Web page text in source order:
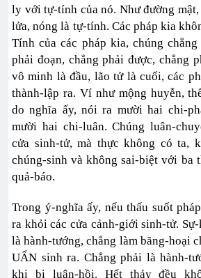
ly với tự-tính của nó. Như đường
lửa, nóng là tự-tính. Các pháp kia
Tính của các pháp kia, chúng
phải đoạn, chẳng phải được, chẳng
vô minh là đầu, lão tử là cuối, các
thành-lập ra. Ví như mộng huyễn,
do nghĩa ấy, nói ra mười hai chi-
mười hai chi-luân. Chúng luân-
cửa sinh-tử, mà thực không có ta,
chúng-sinh và không sai-biệt với ba
quả-báo.
Trong ý-nghĩa ấy, nếu thấu suốt
ra khỏi các cửa cảnh-giới sinh-tử.
là hành-tướng, chẳng làm băng-hoại
UẨN sinh ra. Chẳng phải là hành-
khi bị luân-hồi. Hết thảy đều